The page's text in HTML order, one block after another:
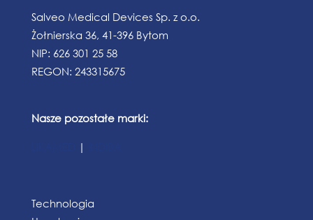
Salveo Medical Devices Sp. z o.o.
Żołnierska 36, 41-396 Bytom
NIP: 626 301 25 58
REGON: 243315675
Nasze pozostałe marki:
|
Technologia